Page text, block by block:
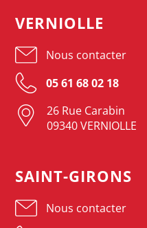
VERNIOLLE
Nous contacter
05 61 68 02 18
26 Rue Carabin
09340 VERNIOLLE
SAINT-GIRONS
Nous contacter